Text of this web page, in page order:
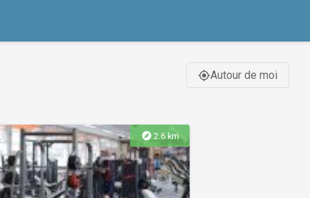
gps_fixedAutour de moi
explore 2.6 km